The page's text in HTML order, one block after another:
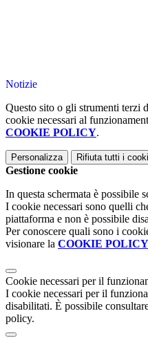
Notizie
Questo sito o gli strumenti terzi
cookie necessari al
COOKIE POLICY.
Personalizza Rifiuta tutti i
Gestione cookie
In questa schermata è possibile
I cookie necessari sono quelli
piattaforma e non è possibile
Per conoscere quali sono i
visionare la COOKIE POLICY
Cookie necessari per il
I cookie necessari per il
disabilitati. È possibile
policy.